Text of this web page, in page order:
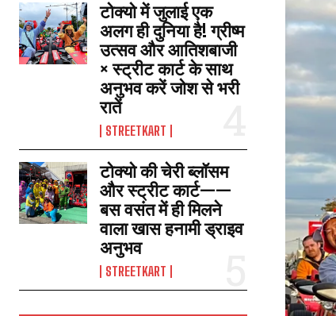
टोक्यो में जुलाई एक
अलग ही दुनिया है! ग्रीष्म
उत्सव और आतिशबाजी
× स्ट्रीट कार्ट के साथ
अनुभव करें जोश से भरी
रातें
STREETKART
टोक्यो की चेरी ब्लॉसम
और स्ट्रीट कार्ट——
बस वसंत में ही मिलने
वाला खास हनामी ड्राइव
अनुभव
STREETKART